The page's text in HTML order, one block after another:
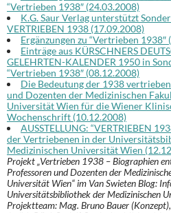
“Vertrieben 1938″ (24.03.2008)
K.G. Saur Verlag unterstützt
VERTRIEBEN 1938 (17.09.2008)
Ergänzungen zu “Vertrieben 1938″
Einträge aus KÜRSCHNERS
GELEHRTEN-KALENDER 1950 in
“Vertrieben 1938″ (08.12.2008)
Die Bedeutung der 1938
und Dozenten der Medizinischen
Universität Wien für die Wiener
Wochenschrift (10.12.2008)
AUSSTELLUNG: “VERTRIEBEN
der Vertriebenen in der
Medizinischen Universität Wien
Projekt „Vertrieben 1938 – Biographien
Professoren und Dozenten der
Universität Wien“ im Van Swieten Blog:
Universitätsbibliothek der Medizinischen
Projektteam: Mag. Bruno Bauer